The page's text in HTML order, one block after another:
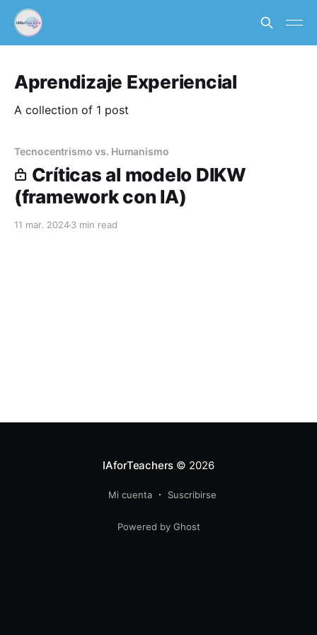
Aprendizaje Experiencial
A collection of 1 post
Tecnocentrismo vs. Humanismo
Críticas al modelo DIKW
(framework con IA)
11 mar. 20243 min read
IAforTeachers © 2026
Mi cuenta Suscribirse
Powered by Ghost